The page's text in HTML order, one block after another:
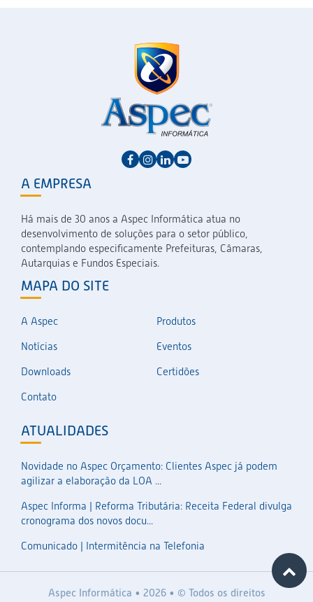
A EMPRESA
Há mais de 30 anos a Aspec Informática atua no
desenvolvimento de soluções para o setor público,
contemplando especificamente Prefeituras, Câmaras,
Autarquias e Fundos Especiais.
MAPA DO SITE
A Aspec
Produtos
Notícias
Eventos
Downloads
Certidões
Contato
ATUALIDADES
Novidade no Aspec Orçamento: Clientes Aspec já podem
agilizar a elaboração da LOA ...
Aspec Informa | Reforma Tributária: Receita Federal divulga
cronograma dos novos docu...
Comunicado | Intermitência na Telefonia
Aspec Informática • 2026 • © Todos os direitos